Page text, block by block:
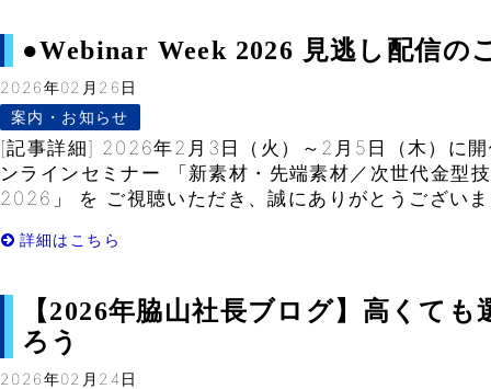
●Webinar Week 2026 見逃し配信の
2026年02月26日
案内・お知らせ
[記事詳細] 2026年2月3日（火）～2月5日（木）に
ンラインセミナー 「新素材・先端素材／次世代金型
2026」 を ご視聴いただき、誠にありがとうござい
詳細はこちら
【2026年脇山社長ブログ】高くて
ろう
2026年02月24日